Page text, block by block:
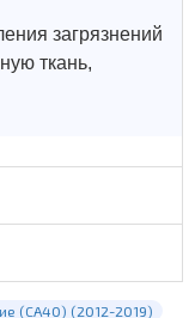
загрязнений
ткань,
(CA40) (2012-2019)